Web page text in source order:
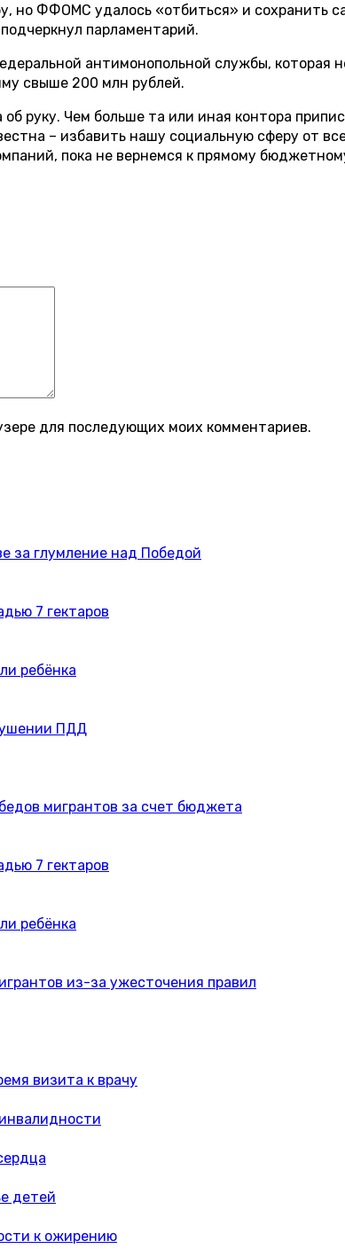
ФФОМС удалось «отбиться» и сохранить
парламентарий.
антимонопольной службы, которая
свыше 200 млн рублей.
руку. Чем больше та или иная контора
– избавить нашу социальную сферу от
пока не вернемся к прямому
для последующих моих комментариев.
за глумление над Победой
7 гектаров
ребёнка
ПДД
мигрантов за счет бюджета
7 гектаров
ребёнка
из-за ужесточения правил
визита к врачу
детей
к ожирению